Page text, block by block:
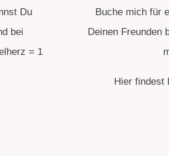
Du
bei
= 1
Buche mich für
Deinen Freunden
Hier findest